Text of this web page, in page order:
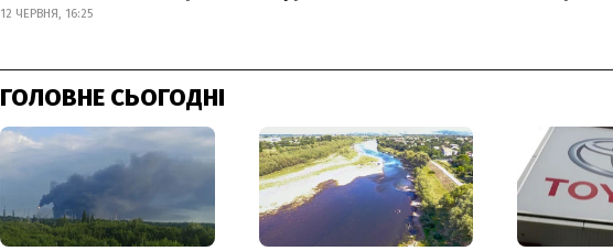
12 ЧЕРВНЯ, 16:25
ГОЛОВНЕ СЬОГОДНІ